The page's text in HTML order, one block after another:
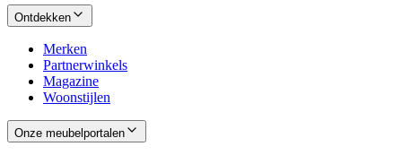
Ontdekken
Merken
Partnerwinkels
Magazine
Woonstijlen
Onze meubelportalen